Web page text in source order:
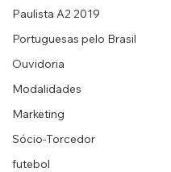
Paulista A2 2019
Portuguesas pelo Brasil
Ouvidoria
Modalidades
Marketing
Sócio-Torcedor
futebol